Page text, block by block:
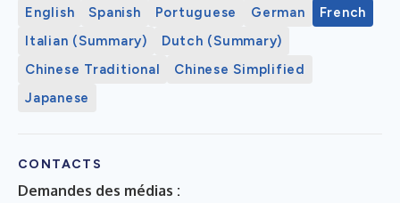
English Spanish Portuguese German
French
Italian (Summary)
Dutch (Summary)
Chinese Traditional
Chinese Simplified
Japanese
CONTACTS
Demandes des médias :